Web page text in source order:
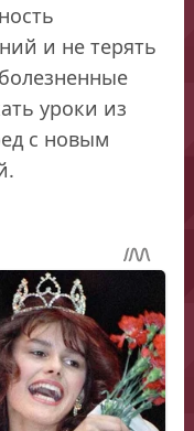
и не терять
уроки из
с новым